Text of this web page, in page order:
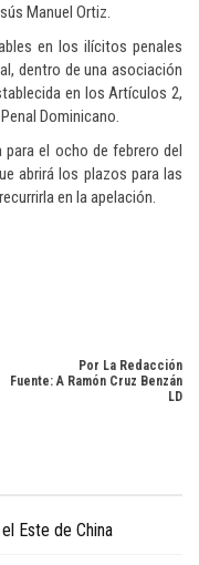
Manuel Ortiz.
en los ilícitos penales
dentro de una asociación
en los Artículos 2,
Dominicano.
el ocho de febrero del
abrirá los plazos para las
en la apelación.
Por La Redacción
Fuente: A Ramón Cruz Benzán
LD
Este de China